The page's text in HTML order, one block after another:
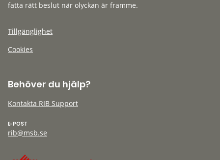
fatta rätt beslut när olyckan är framme.
Tillgänglighet
Cookies
Behöver du hjälp?
Kontakta RIB Support
E-POST
rib@msb.se